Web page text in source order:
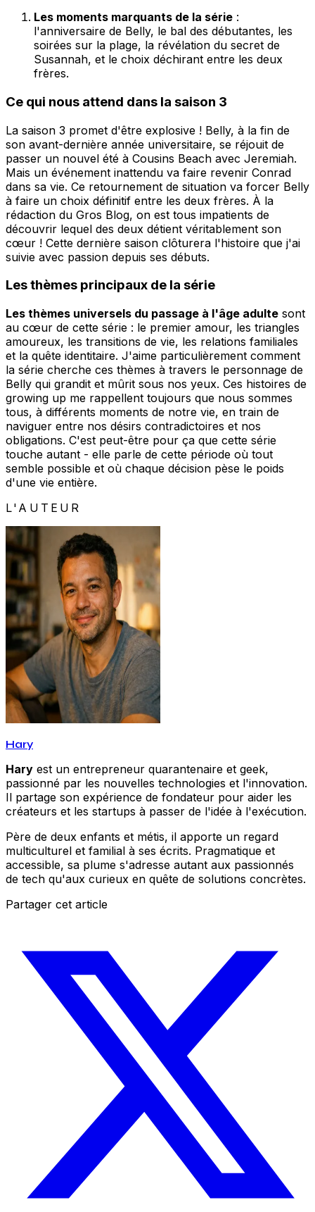
Les moments marquants de la série :
l'anniversaire de Belly, le bal des débutantes, les
soirées sur la plage, la révélation du secret de
Susannah, et le choix déchirant entre les deux
frères.
Ce qui nous attend dans la saison 3
La saison 3 promet d'être explosive ! Belly, à la fin de
son avant-dernière année universitaire, se réjouit de
passer un nouvel été à Cousins Beach avec Jeremiah.
Mais un événement inattendu va faire revenir Conrad
dans sa vie. Ce retournement de situation va forcer Belly
à faire un choix définitif entre les deux frères. À la
rédaction du Gros Blog, on est tous impatients de
découvrir lequel des deux détient véritablement son
cœur ! Cette dernière saison clôturera l'histoire que j'ai
suivie avec passion depuis ses débuts.
Les thèmes principaux de la série
Les thèmes universels du passage à l'âge adulte sont
au cœur de cette série : le premier amour, les triangles
amoureux, les transitions de vie, les relations familiales
et la quête identitaire. J'aime particulièrement comment
la série cherche ces thèmes à travers le personnage de
Belly qui grandit et mûrit sous nos yeux. Ces histoires de
growing up me rappellent toujours que nous sommes
tous, à différents moments de notre vie, en train de
naviguer entre nos désirs contradictoires et nos
obligations. C'est peut-être pour ça que cette série
touche autant - elle parle de cette période où tout
semble possible et où chaque décision pèse le poids
d'une vie entière.
L'AUTEUR
Hary
Hary est un entrepreneur quarantenaire et geek,
passionné par les nouvelles technologies et l'innovation.
Il partage son expérience de fondateur pour aider les
créateurs et les startups à passer de l'idée à l'exécution.
Père de deux enfants et métis, il apporte un regard
multiculturel et familial à ses écrits. Pragmatique et
accessible, sa plume s'adresse autant aux passionnés
de tech qu'aux curieux en quête de solutions concrètes.
Partager cet article